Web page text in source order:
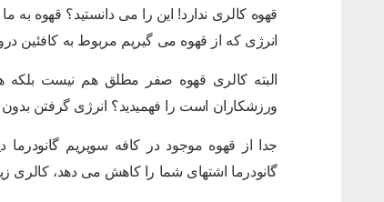
قهوه کالری ندارد! این را می دانستید؟ قهوه به
انرژی که از قهوه می گیریم مربوط به کافئین
ورزشکاران است را فهمیدید؟ انرژی گرفتن
جدا از قهوه موجود در کافه سوپریم
گانودرما اشتهای شما را کاهش می دهد،